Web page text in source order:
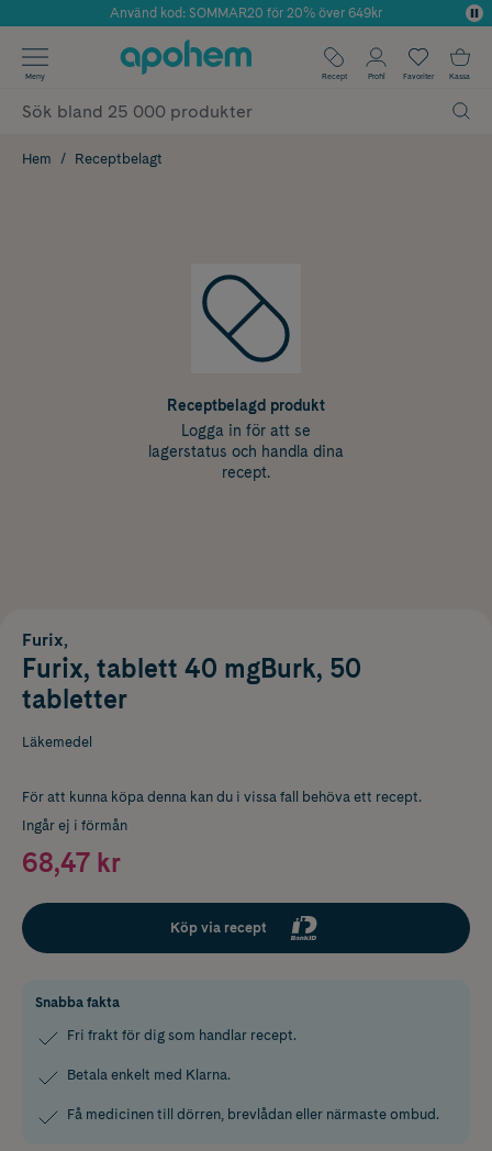
Årets Butik 2025 inom Skönhet
Använd kod: SOMMAR20 för 20% över 649kr
✓ Fri frakt
✓ Poäng på alla köp*
Meny Recept Profil Favoriter Kassa
Hem Receptbelagt
Receptbelagd produkt
Logga in för att se
lagerstatus och handla dina
recept.
Furix,
Furix, tablett 40 mgBurk, 50
tabletter
Läkemedel
För att kunna köpa denna kan du i vissa fall behöva ett recept.
Ingår ej i förmån
68,47 kr
Köp via recept
Snabba fakta
Fri frakt för dig som handlar recept.
Betala enkelt med Klarna.
Få medicinen till dörren, brevlådan eller närmaste ombud.